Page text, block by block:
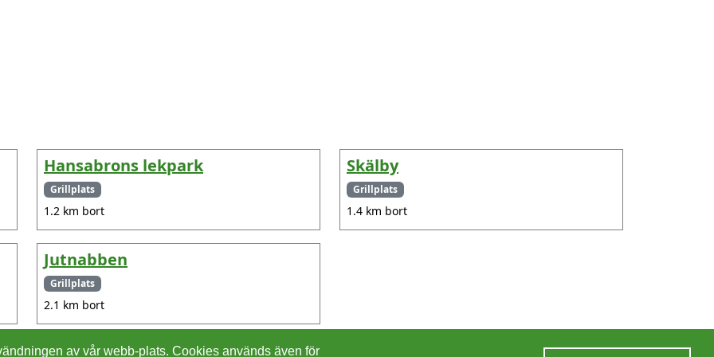
Hansabrons lekpark
Grillplats
1.2 km bort
Skälby
Grillplats
1.4 km bort
Jutnabben
Grillplats
2.1 km bort
av vår webb-plats. Cookies används även för